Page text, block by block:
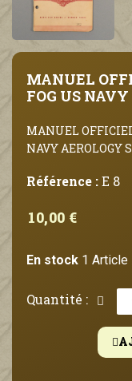
MANUEL
FOG US
MANUEL
NAVY AEROLOGY
Référence :E 8
10,00 €
En stock 1 Article
Quantité :